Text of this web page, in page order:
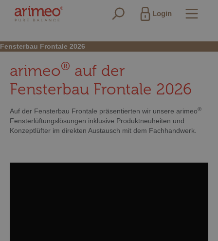
springen Login
Fensterbau Frontale 2026
arimeo® auf der
Fensterbau Frontale 2026
Auf der Fensterbau Frontale präsentierten wir unsere arimeo®
Fensterlüftungslösungen inklusive Produktneuheiten und
Konzeptlüfter im direkten Austausch mit dem Fachhandwerk.